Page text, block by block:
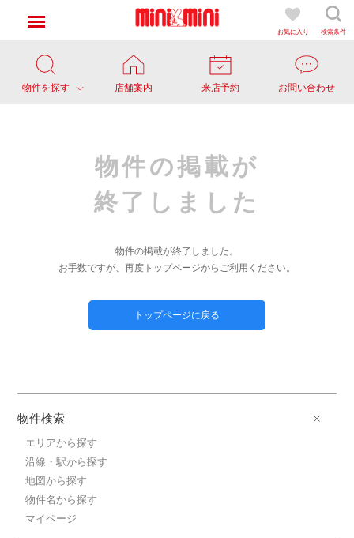
お気に入り 検索条件
物件を探す 店舗案内 来店予約 お問い合わせ
物件の掲載が
終了しました
物件の掲載が終了しました。
お手数ですが、再度トップページからご利用ください。
トップページに戻る
物件検索
エリアから探す
沿線・駅から探す
地図から探す
物件名から探す
マイページ